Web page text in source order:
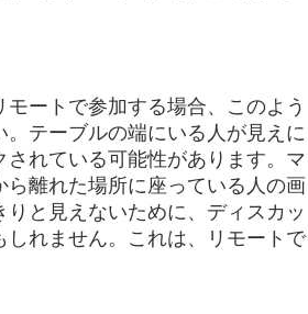
ートで参加する場合、このよう
テーブルの端にいる人が見えに
れている可能性があります。マ
離れた場所に座っている人の画
と見えないために、ディスカッ
れません。これは、リモートで